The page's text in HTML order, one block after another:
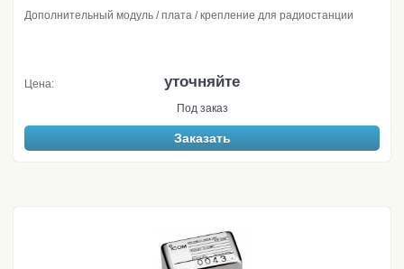
Дополнительный модуль / плата / крепление для радиостанции
Цена: уточняйте
Под заказ
Заказать